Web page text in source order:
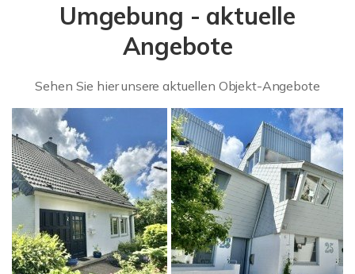
Umgebung - aktuelle
Angebote
Sehen Sie hier unsere aktuellen Objekt-Angebote